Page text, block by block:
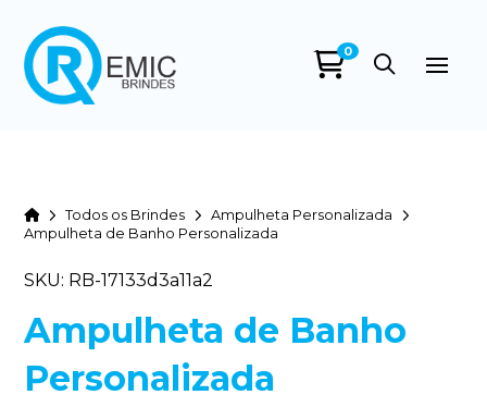
0
HomeTodos os Brindes
Ampulheta Personalizada
Ampulheta de Banho Personalizada
SKU: RB-17133d3a11a2
Ampulheta de Banho
Personalizada